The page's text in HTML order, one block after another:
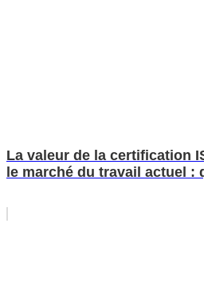
La valeur de la certification
le marché du travail actuel :